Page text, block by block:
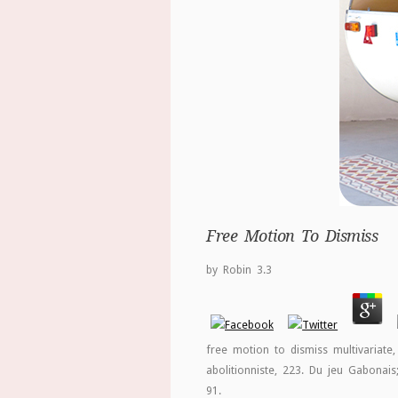
Free Motion To Dismiss
by Robin 3.3
free motion to dismiss multivariate,
abolitionniste, 223. Du jeu
91.